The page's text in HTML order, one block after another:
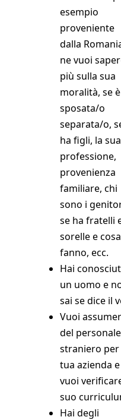
esempio
proveniente
dalla
ne vuoi
più sulla sua
moralità, se è
sposata/o
separata/o,
ha figli, la sua
professione,
provenienza
familiare, chi
sono i
se ha fratelli
sorelle e cosa
fanno, ecc.
Hai
un uomo e
sai se dice il
Vuoi
del personale
straniero per
tua azienda e
vuoi
suo
Hai degli